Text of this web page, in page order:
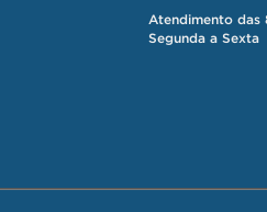
Atendimento das
Segunda a Sexta